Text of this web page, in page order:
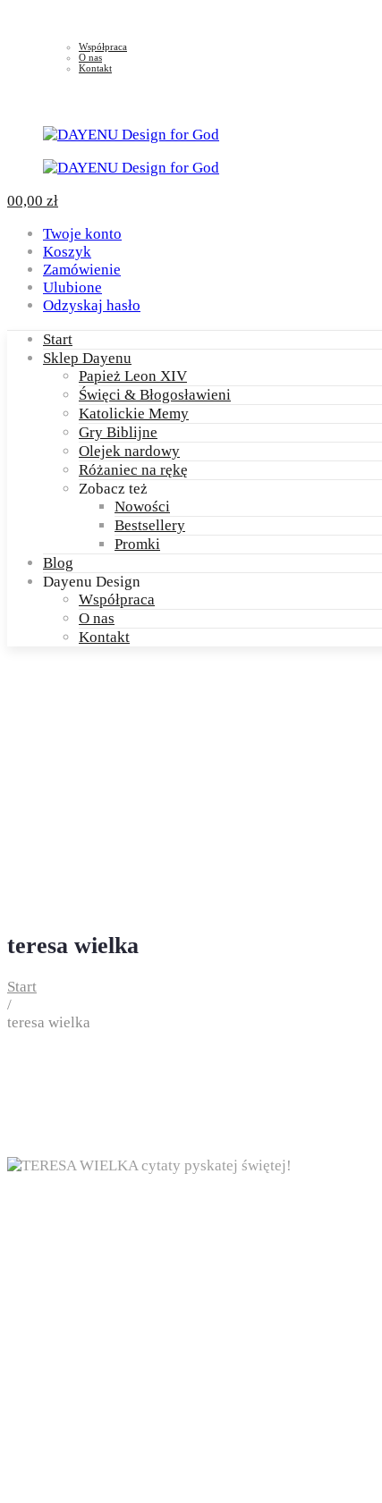
Współpraca
O nas
Kontakt
00,00 zł
Twoje konto
Koszyk
Zamówienie
Ulubione
Odzyskaj hasło
Start
Sklep Dayenu
Papież Leon XIV
Święci & Błogosławieni
Katolickie Memy
Gry Biblijne
Olejek nardowy
Różaniec na rękę
Zobacz też
Nowości
Bestsellery
Promki
Blog
Dayenu Design
Współpraca
O nas
Kontakt
teresa wielka
Start
/
teresa wielka